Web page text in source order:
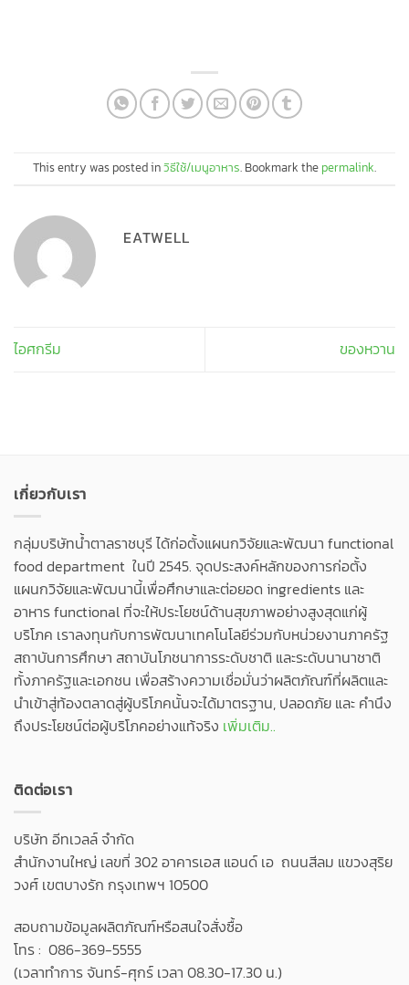
This entry was posted inวิธีใช้/เมนูอาหาร. Bookmark the permalink.
EATWELL
ไอศกรีม ของหวาน
เกี่ยวกับเรา
กลุ่มบริษัทน้ำตาลราชบุรี ได้ก่อตั้งแผนกวิจัยและพัฒนา functional
food department ในปี 2545. จุดประสงค์หลักของการก่อตั้ง
แผนกวิจัยและพัฒนานี้เพื่อศึกษาและต่อยอด ingredients และ
อาหาร functional ที่จะให้ประโยชน์ด้านสุขภาพอย่างสูงสุดแก่ผู้
บริโภค เราลงทุนกับการพัฒนาเทคโนโลยีร่วมกับหน่วยงานภาครัฐ
สถาบันการศึกษา สถาบันโภชนาการระดับชาติ และระดับนานาชาติ
ทั้งภาครัฐและเอกชน เพื่อสร้างความเชื่อมั่นว่าผลิตภัณฑ์ที่ผลิตและ
นำเข้าสู่ท้องตลาดสู่ผู้บริโภคนั้นจะได้มาตรฐาน, ปลอดภัย และ คำนึง
ถึงประโยชน์ต่อผู้บริโภคอย่างแท้จริง เพิ่มเติม..
ติดต่อเรา
บริษัท อีทเวลล์ จำกัด
สำนักงานใหญ่ เลขที่ 302 อาคารเอส แอนด์ เอ ถนนสีลม แขวงสุริย
วงศ์ เขตบางรัก กรุงเทพฯ 10500
สอบถามข้อมูลผลิตภัณฑ์หรือสนใจสั่งซื้อ
โทร : 086-369-5555
(เวลาทำการ จันทร์-ศุกร์ เวลา 08.30-17.30 น.)